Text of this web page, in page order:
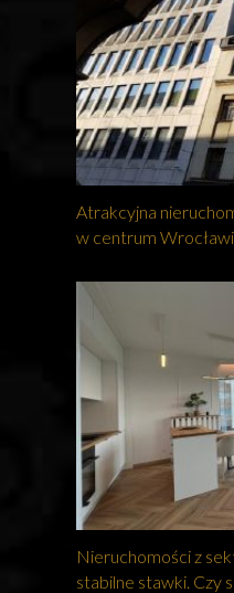
Atrakcyjna
w centrum
Nieruchomości z
stabilne stawki. Czy